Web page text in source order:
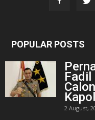
POPULAR POSTS
Fadil
2 August,